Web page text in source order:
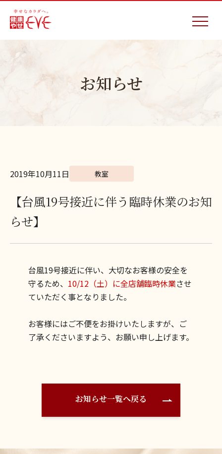
お知らせ
2019年10月11日 教室
【台風19号接近に伴う臨時休業のお知
らせ】
台風19号接近に伴い、大切なお客様の安全を
守るため、 10/12（土）に全店舗臨時休業させ
ていただく事となりました。
お客様にはご不便をお掛けいたしますが、ご
了承くださいますよう、お願い申し上げます。
お知らせ一覧へ戻る